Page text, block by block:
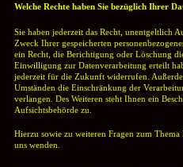
Welche Rechte haben Sie bezüglich Ihrer
Sie haben jederzeit das Recht, unentgeltlich
Zweck Ihrer gespeicherten
ein Recht, die Berichtigung oder Löschung
Einwilligung zur Datenverarbeitung erteilt
jederzeit für die Zukunft widerrufen.
Umständen die Einschränkung der
verlangen. Des Weiteren steht Ihnen ein
Aufsichtsbehörde zu.
Hierzu sowie zu weiteren Fragen zum
uns wenden.